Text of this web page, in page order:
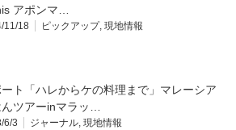
アポンマ…
11/18 ピックアップ, 現地情報
ート「ハレからケの料理まで」マレーシア
んツアーinマラッ…
6/3 ジャーナル 現地情報